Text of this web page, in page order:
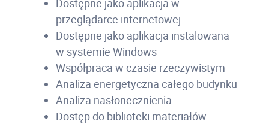
przeglądarce internetowej
Dostępne jako aplikacja instalowana
w systemie Windows
Współpraca w czasie rzeczywistym
Analiza energetyczna całego budynku
Analiza nasłonecznienia
Dostęp do biblioteki materiałów